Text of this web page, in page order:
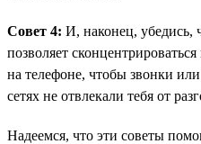
Совет 4: И, наконец, убедись,
позволяет
на телефоне, чтобы звонки
сетях не отвлекали тебя от
Надеемся, что эти советы